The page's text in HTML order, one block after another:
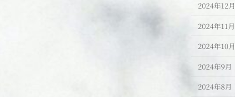
2024年12月
2024年11月
2024年10月
2024年9月
2024年8月